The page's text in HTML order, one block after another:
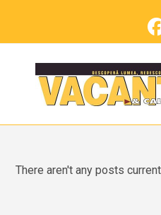
content
There aren't any posts